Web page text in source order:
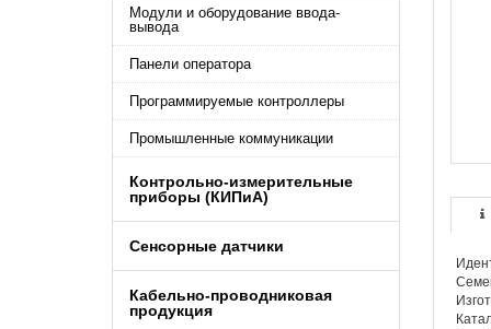
Модули и оборудование ввода-
вывода
Панели оператора
Программируемые контроллеры
Промышленные коммуникации
Контрольно-измерительные
приборы (КИПиA)
Сенсорные датчики
Кабельно-проводниковая
продукция